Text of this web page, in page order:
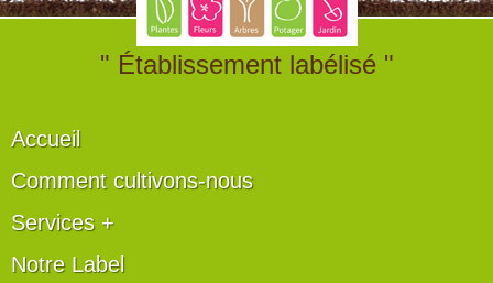
" Établissement labélisé "
Accueil
Comment cultivons-nous
Services +
Notre Label